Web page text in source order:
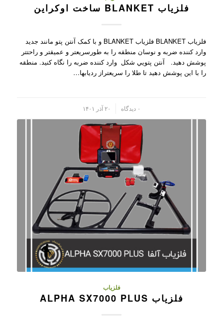
فلزیاب BLANKET ساخت اوکراین
فلزیاب BLANKET فلزیاب BLANKET و با کمک آنتن پتو مانند جديد
وارد کننده ضربه و نوسان منطقه را به طورسريعتر و عميقتر و راحتتر
پوشش دهيد. آنتن پتويي شکل وارد کننده ضربه را نگاه کنيد. منطقه
را با اين پوشش دهيد تا طلا را سريعتراز رديابها…
۰ دیدگاه ۲۰ آذر ۱۴۰۱
فلزیاب
فلزیاب ALPHA SX7000 PLUS